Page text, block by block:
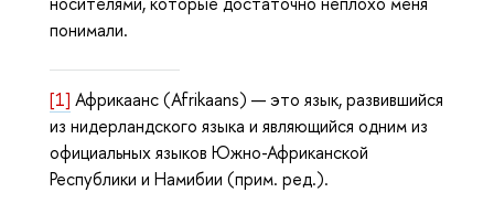
понимали.
[1] Африкаанс (Afrikaans) — это язык, развившийся
из нидерландского языка и являющийся одним из
официальных языков Южно-Африканской
Республики и Намибии (прим. ред.).